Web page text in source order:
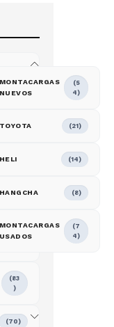
MONTACARGAS
NUEVOS
(5
4)
TOYOTA (21)
HELI (14)
HANGCHA (8)
MONTACARGAS
USADOS
(7
4)
(83
)
(70)